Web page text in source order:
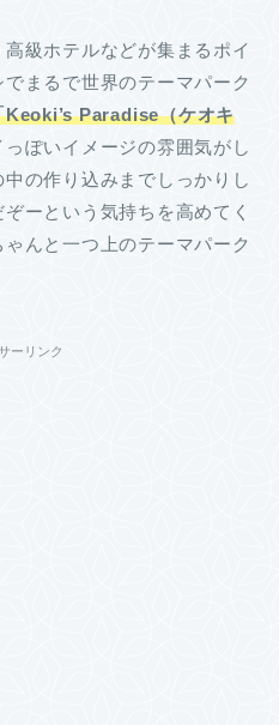
級ホテルなどが集まるポイ
まるで世界のテーマパーク
Keoki’s Paradise（ケオキ
っぽいイメージの雰囲気がし
の作り込みまでしっかりし
ーという気持ちを高めてく
んと一つ上のテーマパーク
ーリンク